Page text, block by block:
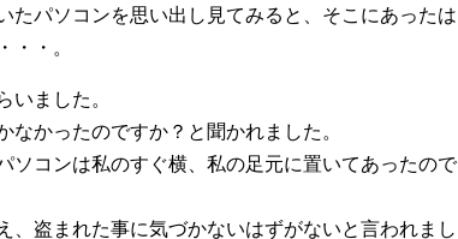
たパソコンを思い出し見てみると、そこにあったは
・・。
いました。
かったのですか？と聞かれました。
ソコンは私のすぐ横、私の足元に置いてあったので
、盗まれた事に気づかないはずがないと言われまし